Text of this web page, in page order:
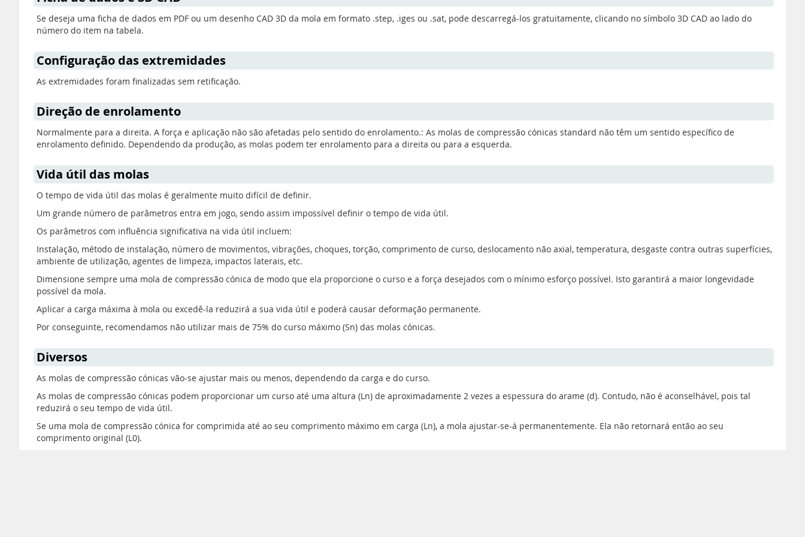
Se deseja uma ficha de dados em PDF ou um desenho CAD 3D da mola em formato .step, .iges ou .sat, pode descarregá-los gratuitamente, clicando no símbolo 3D CAD ao lado do
número do item na tabela.
Configuração das extremidades
As extremidades foram finalizadas sem retificação.
Direção de enrolamento
Normalmente para a direita. A força e aplicação não são afetadas pelo sentido do enrolamento.: As molas de compressão cónicas standard não têm um sentido específico de
enrolamento definido. Dependendo da produção, as molas podem ter enrolamento para a direita ou para a esquerda.
Vida útil das molas
O tempo de vida útil das molas é geralmente muito difícil de definir.
Um grande número de parâmetros entra em jogo, sendo assim impossível definir o tempo de vida útil.
Os parâmetros com influência significativa na vida útil incluem:
Instalação, método de instalação, número de movimentos, vibrações, choques, torção, comprimento de curso, deslocamento não axial, temperatura, desgaste contra outras superfícies,
ambiente de utilização, agentes de limpeza, impactos laterais, etc.
Dimensione sempre uma mola de compressão cónica de modo que ela proporcione o curso e a força desejados com o mínimo esforço possível. Isto garantirá a maior longevidade
possível da mola.
Aplicar a carga máxima à mola ou excedê-la reduzirá a sua vida útil e poderá causar deformação permanente.
Por conseguinte, recomendamos não utilizar mais de 75% do curso máximo (Sn) das molas cónicas.
Diversos
As molas de compressão cónicas vão-se ajustar mais ou menos, dependendo da carga e do curso.
As molas de compressão cónicas podem proporcionar um curso até uma altura (Ln) de aproximadamente 2 vezes a espessura do arame (d). Contudo, não é aconselhável, pois tal
reduzirá o seu tempo de vida útil.
Se uma mola de compressão cónica for comprimida até ao seu comprimento máximo em carga (Ln), a mola ajustar-se-á permanentemente. Ela não retornará então ao seu
comprimento original (L0).